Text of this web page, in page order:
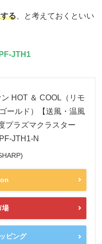
る 、と考えておくといい
PF-JTH1
HOT ＆ COOL（リモ
ールド）【送風・温風
ラズマクラスター
JTH1-N
場
ピング